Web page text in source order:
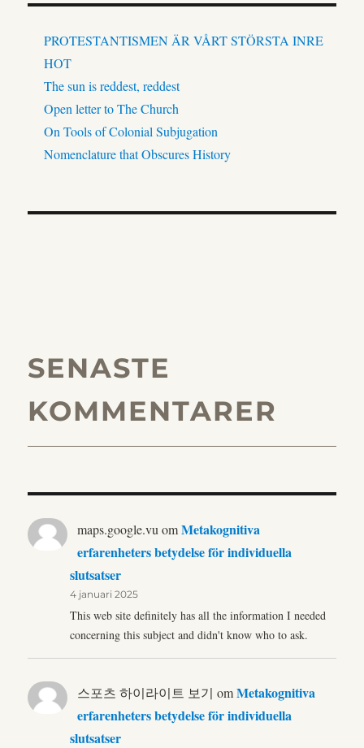
PROTESTANTISMEN ÄR VÅRT STÖRSTA INRE
HOT
The sun is reddest, reddest
Open letter to The Church
On Tools of Colonial Subjugation
Nomenclature that Obscures History
SENASTE
KOMMENTARER
maps.google.vu omMetakognitiva
erfarenheters betydelse för individuella
slutsatser
4 januari 2025
This web site definitely has all the information I needed
concerning this subject and didn't know who to ask.
스포츠 하이라이트 보기 omMetakognitiva
erfarenheters betydelse för individuella
slutsatser